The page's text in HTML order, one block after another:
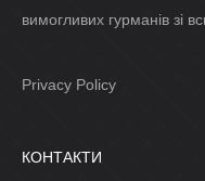
вимогливих гурманів зі
Privacy Policy
КОНТАКТИ